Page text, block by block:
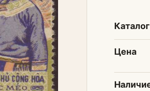
Каталог
Цена